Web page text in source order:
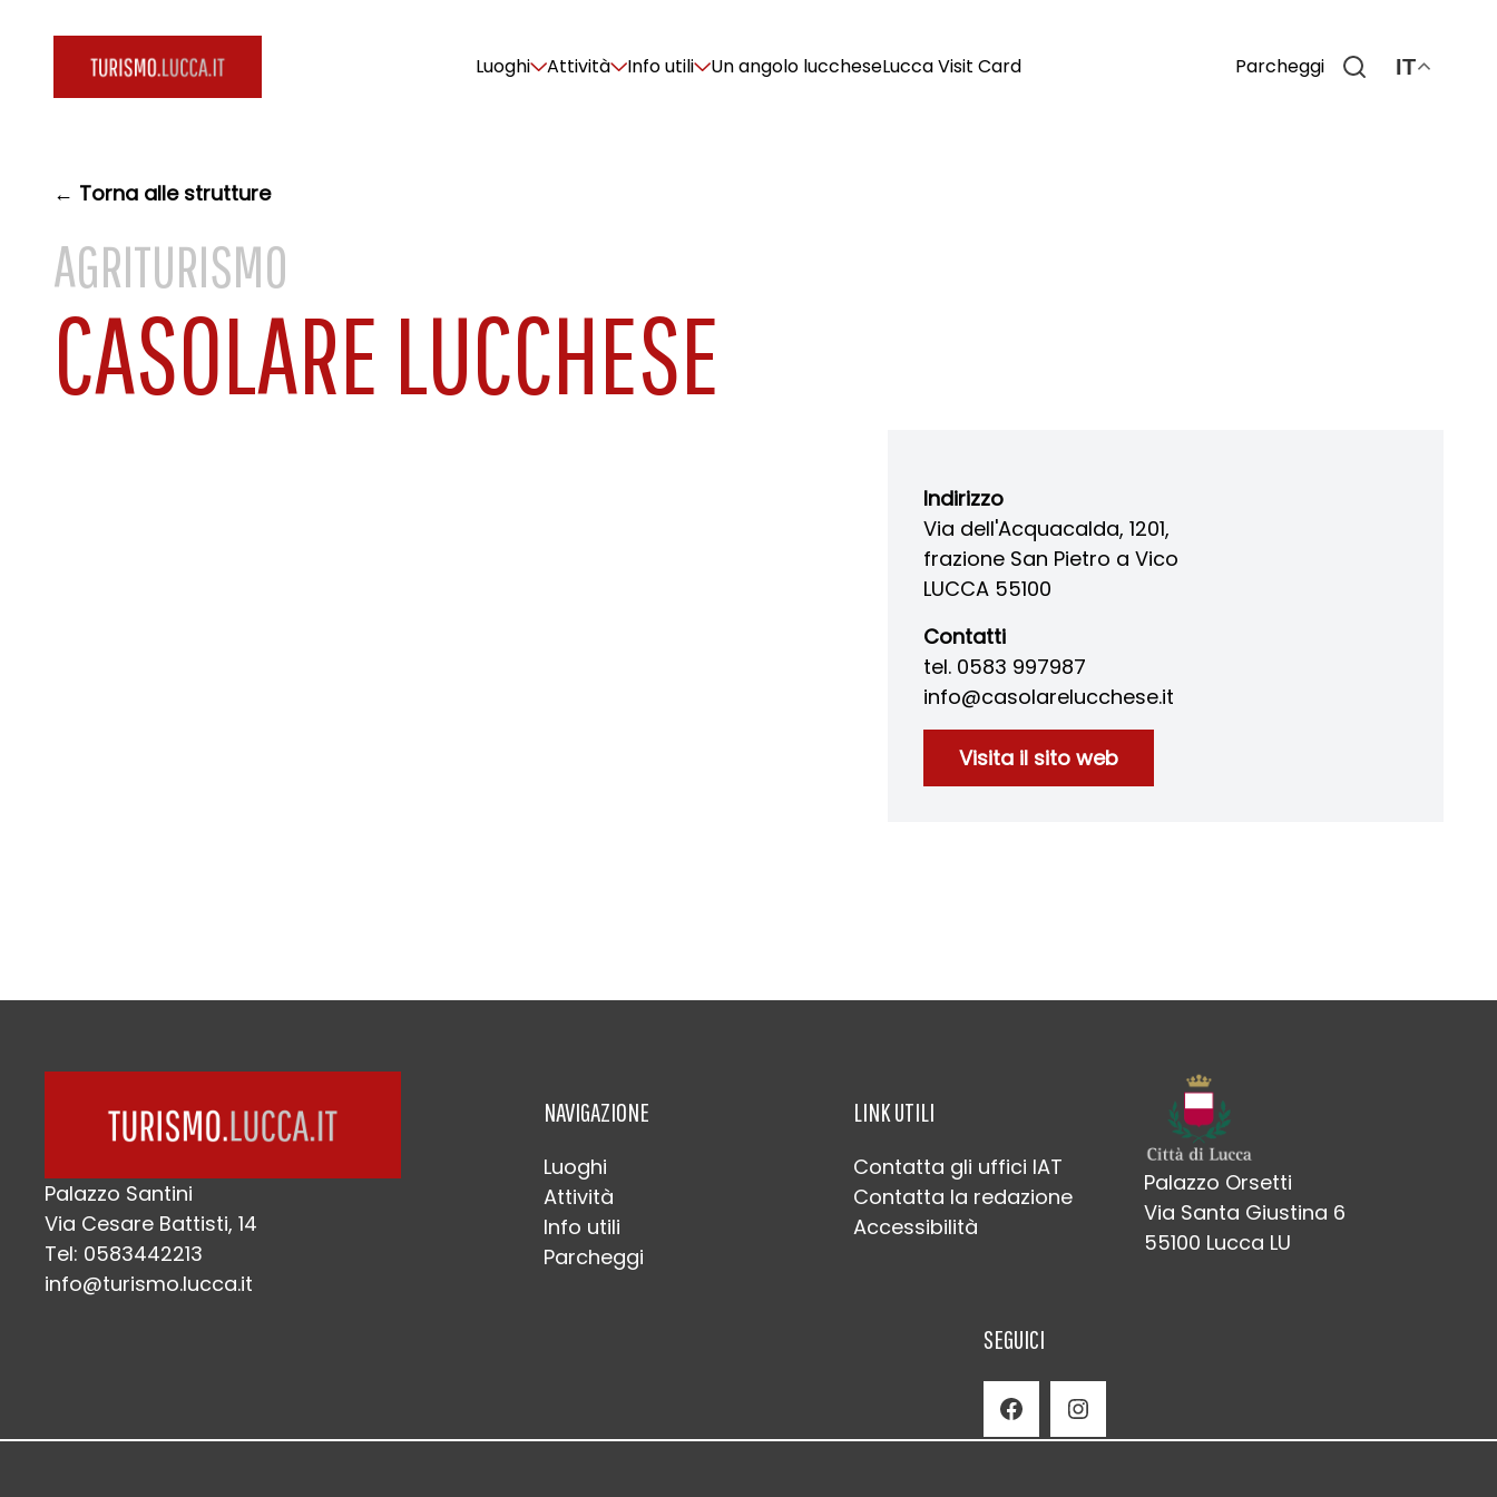
Luoghi Attività Info utili Un angolo luccheseLucca Visit Card Parcheggi IT
← Torna alle strutture
AGRITURISMO
CASOLARE LUCCHESE
Indirizzo
Via dell'Acquacalda, 1201,
frazione San Pietro a Vico
LUCCA 55100
Contatti
tel. 0583 997987
info@casolarelucchese.it
Visita il sito web
Palazzo Santini
Via Cesare Battisti, 14
Tel: 0583442213
info@turismo.lucca.it
NAVIGAZIONE
Luoghi
Attività
Info utili
Parcheggi
LINK UTILI
Contatta gli uffici IAT
Contatta la redazione
Accessibilità
Palazzo Orsetti
Via Santa Giustina 6
55100 Lucca LU
SEGUICI
Facebook Instagram